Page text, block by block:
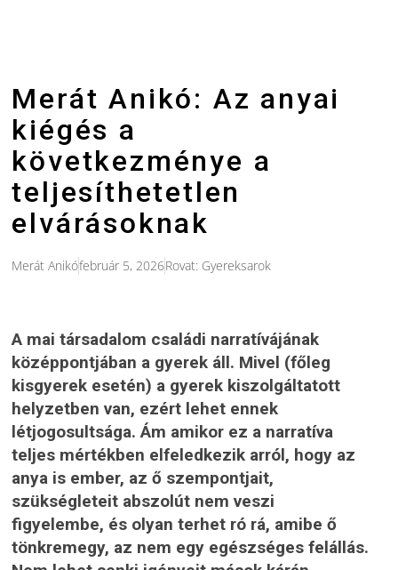
Merát Anikó: Az anyai
kiégés a
következménye a
teljesíthetetlen
elvárásoknak
Merát Anikófebruár 5, 2026Rovat: Gyereksarok
A mai társadalom családi narratívájának
középpontjában a gyerek áll. Mivel (főleg
kisgyerek esetén) a gyerek kiszolgáltatott
helyzetben van, ezért lehet ennek
létjogosultsága. Ám amikor ez a narratíva
teljes mértékben elfeledkezik arról, hogy az
anya is ember, az ő szempontjait,
szükségleteit abszolút nem veszi
figyelembe, és olyan terhet ró rá, amibe ő
tönkremegy, az nem egy egészséges felállás.